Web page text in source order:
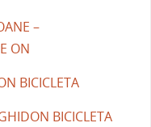
–
ON
BICICLETA
BICICLETA